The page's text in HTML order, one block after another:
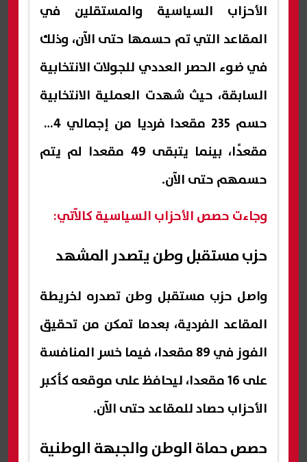
الأحزاب السياسية والمستقلين في
المقاعد التي تم حسمها حتى الآن، وذلك
في ضوء الحصر العددي للجولات الانتخابية
السابقة، حيث شهدت العملية الانتخابية
حسم 235 مقعدا فرديا من إجمالي 284
مقعدًا، بينما يتبقى 49 مقعدا لم يتم
حسمهم حتى الآن.
وجاءت حصص الأحزاب السياسية كالآتي:
حزب مستقبل وطن يتصدر المشهد
واصل حزب مستقبل وطن تصدره لخريطة
المقاعد الفردية، بعدما تمكن من تحقيق
الفوز في 89 مقعدا، فيما خسر المنافسة
على 16 مقعدا، ليحافظ على موقعه كأكبر
الأحزاب حصاد للمقاعد حتى الآن.
حصص حماة الوطن والجبهة الوطنية